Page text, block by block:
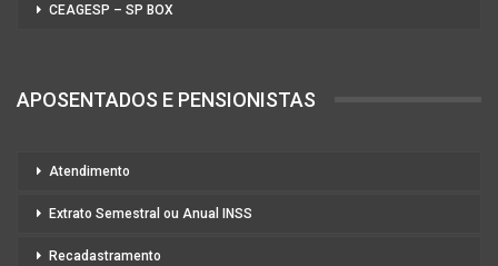
CEAGESP – SP BOX
APOSENTADOS E PENSIONISTAS
Atendimento
Extrato Semestral ou Anual INSS
Recadastramento